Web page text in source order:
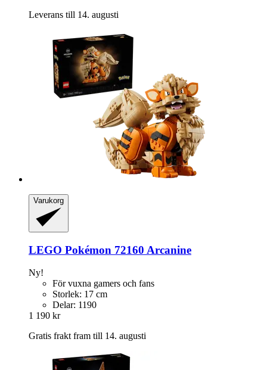
Leverans till 14. augusti
Varukorg
LEGO Pokémon 72160 Arcanine
Ny!
För vuxna gamers och fans
Storlek: 17 cm
Delar: 1190
1 190 kr
Gratis frakt fram till 14. augusti